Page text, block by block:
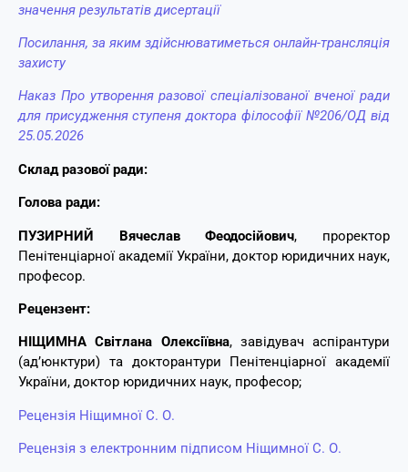
значення результатів дисертації
Посилання, за яким здійснюватиметься онлайн-трансляція
захисту
Наказ Про утворення разової спеціалізованої вченої ради
для присудження ступеня доктора філософії №206/ОД від
25.05.2026
Склад разової ради:
Голова ради:
ПУЗИРНИЙ Вячеслав Феодосійович, проректор
Пенітенціарної академії України, доктор юридичних наук,
професор.
Рецензент:
НІЩИМНА Світлана Олексіївна, завідувач аспірантури
(ад’юнктури) та докторантури Пенітенціарної академії
України, доктор юридичних наук, професор;
Рецензія Ніщимної С. О.
Рецензія з електронним підписом Ніщимної С. О.